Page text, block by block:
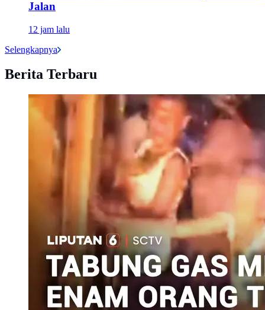
Jalan
12 jam lalu
Selengkapnya
Berita Terbaru